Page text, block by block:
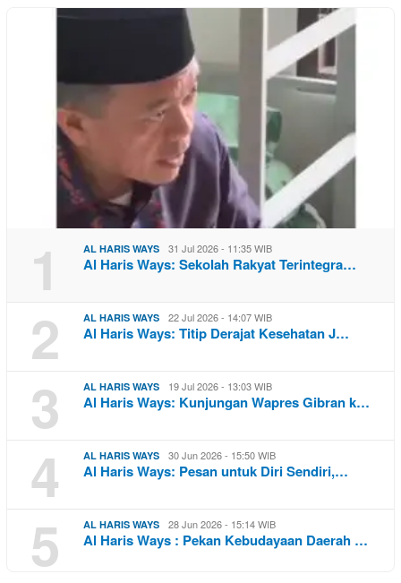
1 AL HARIS WAYS 31 Jul 2026 - 11:35 WIB
Al Haris Ways: Sekolah Rakyat Terintegra…
2 AL HARIS WAYS 22 Jul 2026 - 14:07 WIB
Al Haris Ways: Titip Derajat Kesehatan J…
3 AL HARIS WAYS 19 Jul 2026 - 13:03 WIB
Al Haris Ways: Kunjungan Wapres Gibran k…
4 AL HARIS WAYS 30 Jun 2026 - 15:50 WIB
Al Haris Ways: Pesan untuk Diri Sendiri,…
5 AL HARIS WAYS 28 Jun 2026 - 15:14 WIB
Al Haris Ways : Pekan Kebudayaan Daerah …